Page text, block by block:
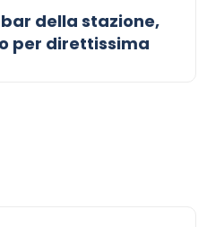
della stazione,
per direttissima